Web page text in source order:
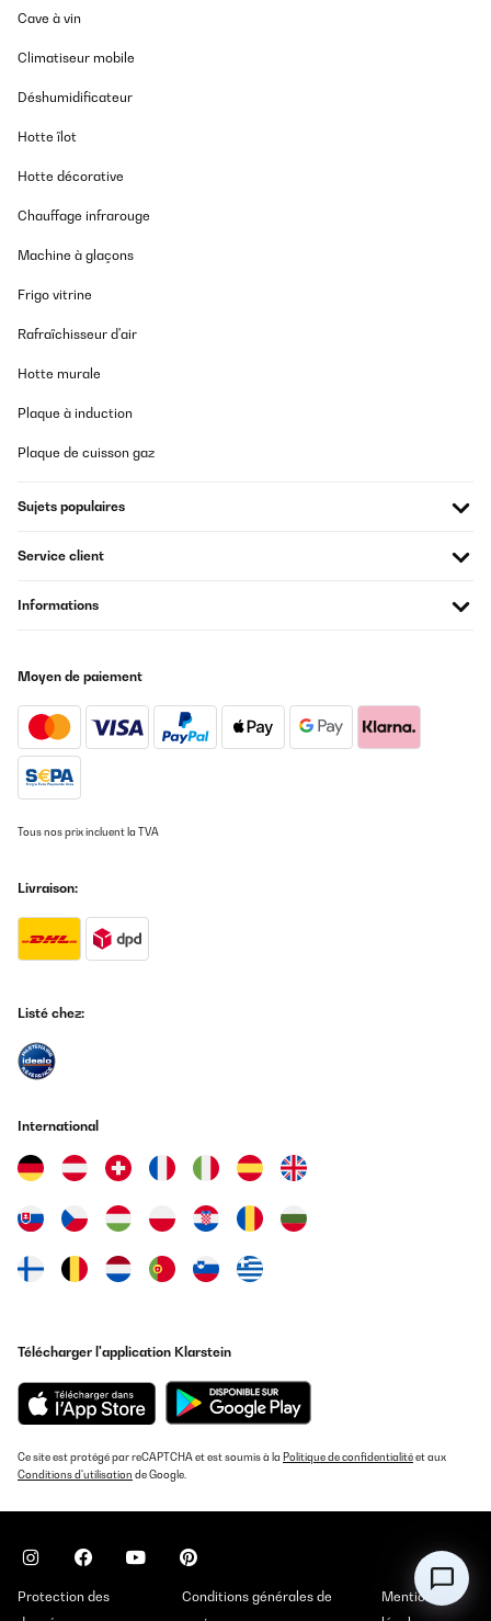
Cave à vin
Climatiseur mobile
Déshumidificateur
Hotte îlot
Hotte décorative
Chauffage infrarouge
Machine à glaçons
Frigo vitrine
Rafraîchisseur d'air
Hotte murale
Plaque à induction
Plaque de cuisson gaz
Sujets populaires
Service client
Informations
Moyen de paiement
Tous nos prix incluent la TVA
Livraison:
Listé chez:
International
Télécharger l'application Klarstein
Ce site est protégé par reCAPTCHA et est soumis à la Politique de confidentialitéet aux
Conditions d'utilisation de Google.
Protection des
Conditions générales de
Mentions